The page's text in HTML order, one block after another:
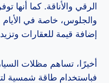
الرقي والأناقة. كما أنها
والجلوس، خاصة في
إضافة قيمة للعقارات
أخيرًا، تساهم مظلات
فباستخدام طاقة شمسية